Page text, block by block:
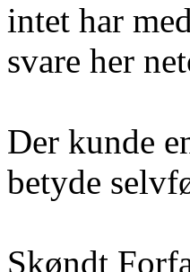
intet har
svare her
Der kunde
betyde
Skøndt